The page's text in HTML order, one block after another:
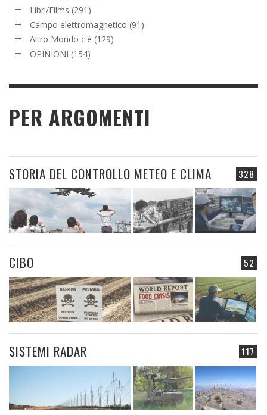
Libri/Films (291)
Campo elettromagnetico (91)
Altro Mondo c'è (129)
OPINIONI (154)
PER ARGOMENTI
328
STORIA DEL CONTROLLO METEO E CLIMA
52
CIBO
117
SISTEMI RADAR